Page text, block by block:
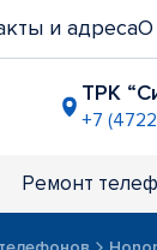
и адресаО
ТРК
+7
Ремонт